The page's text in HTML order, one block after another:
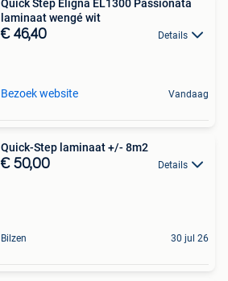
Quick Step Eligna EL1300 Passionata
laminaat wengé wit
€ 46,40 Details
Bezoek website Vandaag
Quick-Step laminaat +/- 8m2
€ 50,00 Details
Bilzen 30 jul 26